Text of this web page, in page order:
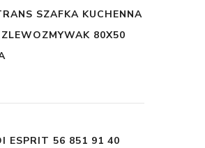
SZAFKA KUCHENNA
80X50
ESPRIT 56 851 91 40